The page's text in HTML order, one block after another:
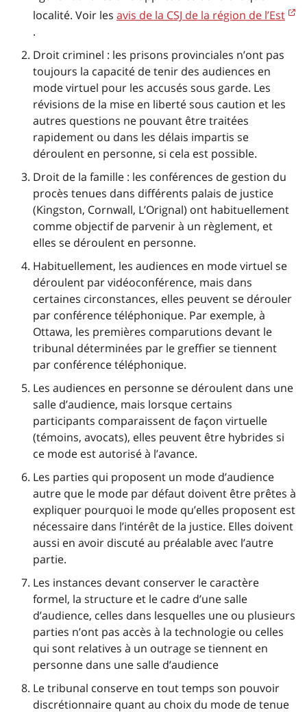
localité. Voir les avis de la CSJ de la région de l’Est
.
Droit criminel : les prisons provinciales n’ont pas
toujours la capacité de tenir des audiences en
mode virtuel pour les accusés sous garde. Les
révisions de la mise en liberté sous caution et les
autres questions ne pouvant être traitées
rapidement ou dans les délais impartis se
déroulent en personne, si cela est possible.
Droit de la famille : les conférences de gestion du
procès tenues dans différents palais de justice
(Kingston, Cornwall, L’Orignal) ont habituellement
comme objectif de parvenir à un règlement, et
elles se déroulent en personne.
Habituellement, les audiences en mode virtuel se
déroulent par vidéoconférence, mais dans
certaines circonstances, elles peuvent se dérouler
par conférence téléphonique. Par exemple, à
Ottawa, les premières comparutions devant le
tribunal déterminées par le greffier se tiennent
par conférence téléphonique.
Les audiences en personne se déroulent dans une
salle d’audience, mais lorsque certains
participants comparaissent de façon virtuelle
(témoins, avocats), elles peuvent être hybrides si
ce mode est autorisé à l’avance.
Les parties qui proposent un mode d’audience
autre que le mode par défaut doivent être prêtes à
expliquer pourquoi le mode qu’elles proposent est
nécessaire dans l’intérêt de la justice. Elles doivent
aussi en avoir discuté au préalable avec l’autre
partie.
Les instances devant conserver le caractère
formel, la structure et le cadre d’une salle
d’audience, celles dans lesquelles une ou plusieurs
parties n’ont pas accès à la technologie ou celles
qui sont relatives à un outrage se tiennent en
personne dans une salle d’audience
Le tribunal conserve en tout temps son pouvoir
discrétionnaire quant au choix du mode de tenue